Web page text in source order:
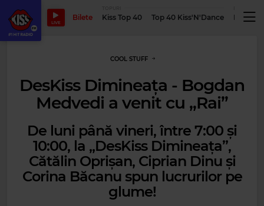
LIVE
Bilete Kiss Top 40 Top 40 Kiss'N'Dance
COOL STUFF
DesKiss Dimineața - Bogdan
Medvedi a venit cu „Rai”
De luni până vineri, între 7:00 și
10:00, la „DesKiss Dimineața”,
Cătălin Oprișan, Ciprian Dinu și
Corina Băcanu spun lucrurilor pe
glume!